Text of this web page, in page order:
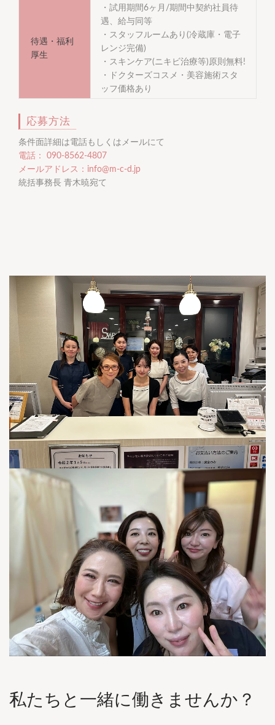
待遇・福利
厚生
・試用期間6ヶ月/期間中契約社員待
遇、給与同等
・スタッフルームあり(冷蔵庫・電子
レンジ完備)
・スキンケア(ニキビ治療等)原則無料!
・ドクターズコスメ・美容施術スタ
ッフ価格あり
応募方法
条件面詳細は電話もしくはメールにて
電話： 090-8562-4807
メールアドレス：info@m-c-d.jp
統括事務長 青木暁宛て
私たちと一緒に働きませんか？